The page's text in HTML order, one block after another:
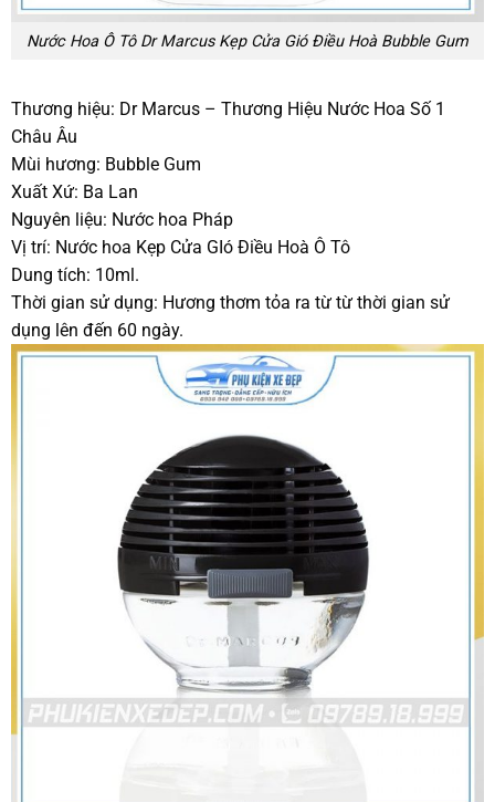
Nước Hoa Ô Tô Dr Marcus Kẹp Cửa Gió Điều Hoà Bubble Gum
Thương hiệu: Dr Marcus – Thương Hiệu Nước Hoa Số 1
Châu Âu
Mùi hương: Bubble Gum
Xuất Xứ: Ba Lan
Nguyên liệu: Nước hoa Pháp
Vị trí: Nước hoa Kẹp Cửa GIó Điều Hoà Ô Tô
Dung tích: 10ml.
Thời gian sử dụng: Hương thơm tỏa ra từ từ thời gian sử
dụng lên đến 60 ngày.